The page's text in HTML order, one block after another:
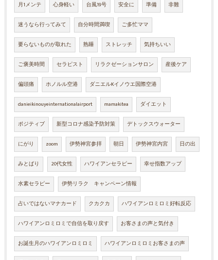
月1メンテ 心身軽い 台風19号 安全に 準備 非難
迷うなら行ってみて 自分時間満喫 ご多忙ママ
要らないものが取れた 熟睡 ストレッチ 気持ちいい
ご褒美時間 セラピスト リラクゼーションサロン 産後ケア
偏頭痛 ホノルル空港 ダニエルKイノウエ国際空港
danieikinouyeinternationalairport mamakitea ダイエット
ポジティブ 新型コロナ感染予防対策 デトックスウォーター
にがり zoom 伊勢神宮参拝 朝日 伊勢神宮内宮 日の出
みとばり 20代女性 ハワイアンセラピー 幸せ指数アップ
水素セラピー 伊勢リラク キャンペーン情報
占いではないマナカード クカクカ ハワイアンロミロミ好転反応
ハワイアンロミロミで自信を取り戻す お客さまの声と気付き
お誕生月のハワイアンロミロミ ハワイアンロミロミお客さまの声